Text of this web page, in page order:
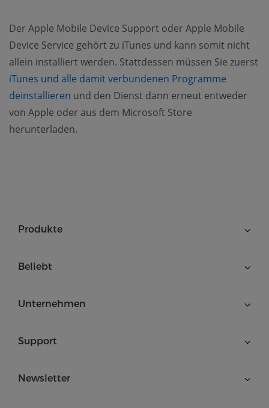
Der Apple Mobile Device Support oder Apple Mobile
Device Service gehört zu iTunes und kann somit nicht
allein installiert werden. Stattdessen müssen Sie zuerst
iTunes und alle damit verbundenen Programme
deinstallieren (opens new window)
und den Dienst dann erneut entweder
von Apple oder aus dem Microsoft Store
herunterladen.
Produkte
Beliebt
Unternehmen
Support
Newsletter